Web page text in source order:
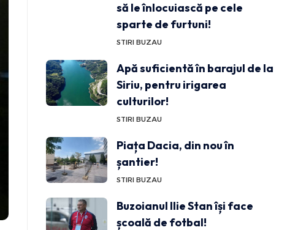
să le înlocuiască pe cele
sparte de furtuni!
STIRI BUZAU
Apă suficientă în barajul de la
Siriu, pentru irigarea
culturilor!
STIRI BUZAU
Piața Dacia, din nou în
șantier!
STIRI BUZAU
Buzoianul Ilie Stan își face
școală de fotbal!